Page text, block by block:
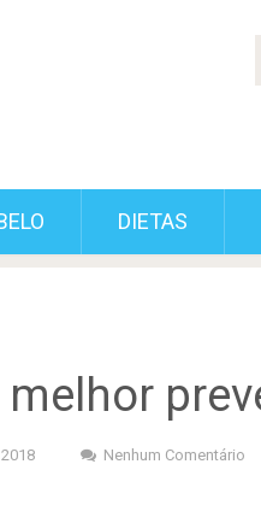
DIETAS
Nenhum Comentário